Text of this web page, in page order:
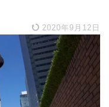
2020年9月12日